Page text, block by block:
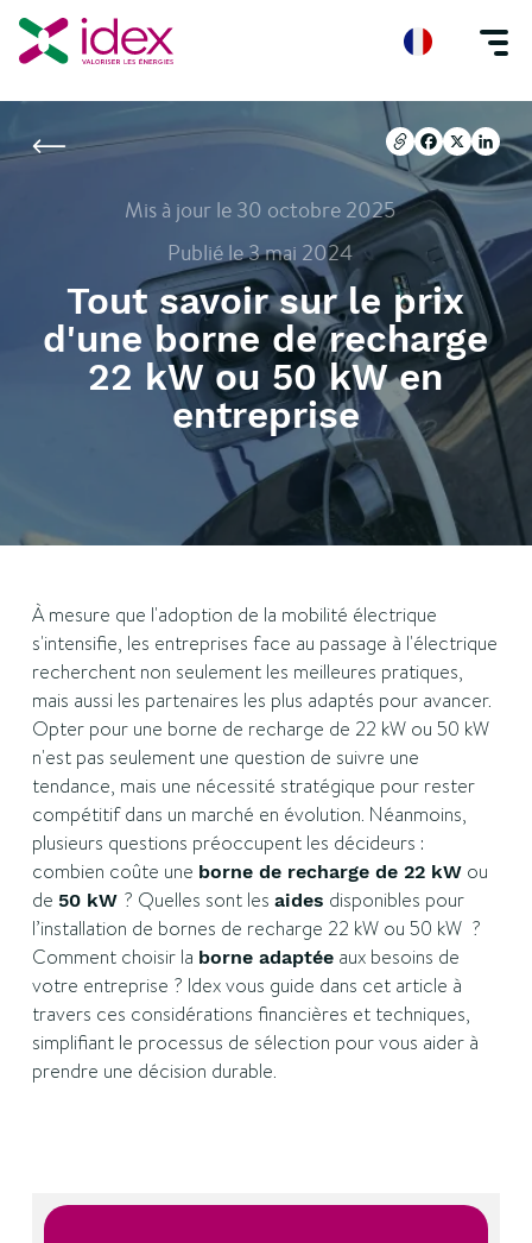
Accueil Tout savoir sur le prix d'une borne de recharge 22 kW ou
Copier l'url
Facebook
X
Mis à jour le 30 octobre 2025
Publié le 3 mai 2024
Tout savoir sur le prix
d'une borne de recharge
22 kW ou 50 kW en
entreprise
Copier l'url
Facebook
X
À mesure que l'adoption de la mobilité électrique
s'intensifie, les entreprises face au passage à l'électrique
recherchent non seulement les meilleures pratiques,
mais aussi les partenaires les plus adaptés pour avancer.
Opter pour une borne de recharge de 22 kW ou 50 kW
n'est pas seulement une question de suivre une
tendance, mais une nécessité stratégique pour rester
compétitif dans un marché en évolution. Néanmoins,
plusieurs questions préoccupent les décideurs :
combien coûte une borne de recharge de 22 kWou
de 50 kW ? Quelles sont les aides disponibles pour
l’installation de bornes de recharge 22 kW ou 50 kW ?
Comment choisir la borne adaptéeaux besoins de
votre entreprise ? Idex vous guide dans cet article à
travers ces considérations financières et techniques,
simplifiant le processus de sélection pour vous aider à
prendre une décision durable.